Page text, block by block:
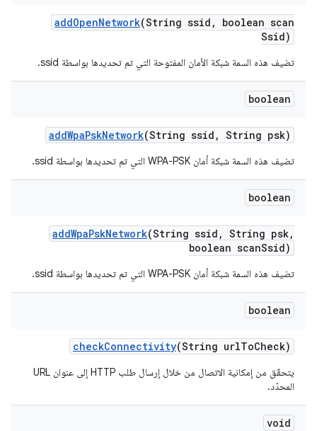
addOpenNetwork(String ssid ,
boolean scan
Ssid)
تضيف هذه السمة شبكة الأمان المفتوحة التي تم تحديدها بواسطة ssid.
boolean
addWpaPskNetwork(String ssid , String psk)
تضيف هذه السمة شبكة أمان WPA-PSK التي تم تحديدها بواسطة ssid.
boolean
addWpaPskNetwork(String ssid , String psk,
boolean scanSsid)
تضيف هذه السمة شبكة أمان WPA-PSK التي تم تحديدها بواسطة ssid.
boolean
checkConnectivity(String urlToCheck)
يتحقّق من إمكانية الاتصال من خلال إرسال طلب HTTP إلى عنوان URL
المحدّد.
void